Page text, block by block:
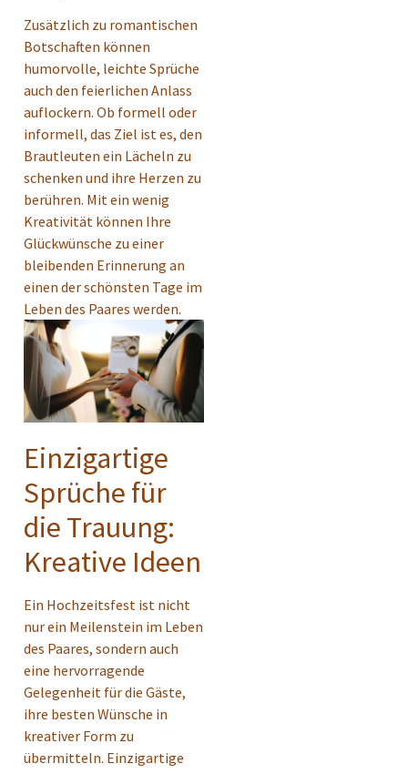
Zusätzlich zu romantischen
Botschaften können
humorvolle, leichte Sprüche
auch den feierlichen Anlass
auflockern. Ob formell oder
informell, das Ziel ist es, den
Brautleuten ein Lächeln zu
schenken und ihre Herzen zu
berühren. Mit ein wenig
Kreativität können Ihre
Glückwünsche zu einer
bleibenden Erinnerung an
einen der schönsten Tage im
Leben des Paares werden.
Einzigartige
Sprüche für
die Trauung:
Kreative Ideen
Ein Hochzeitsfest ist nicht
nur ein Meilenstein im Leben
des Paares, sondern auch
eine hervorragende
Gelegenheit für die Gäste,
ihre besten Wünsche in
kreativer Form zu
übermitteln. Einzigartige